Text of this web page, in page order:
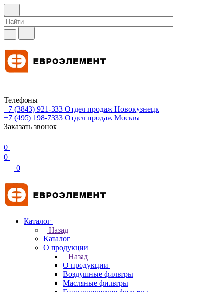
Телефоны
+7 (3843) 921-333 Отдел продаж Новокузнецк
+7 (495) 198-7333 Отдел продаж Москва
Заказать звонок
0
0
0
Каталог
Назад
Каталог
О продукции
Назад
О продукции
Воздушные фильтры
Масляные фильтры